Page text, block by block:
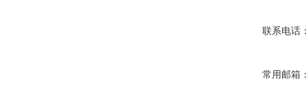
联系电话
常用邮箱